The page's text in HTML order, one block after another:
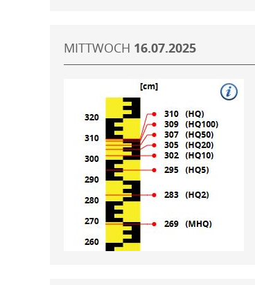
MITTWOCH 16.07.2025